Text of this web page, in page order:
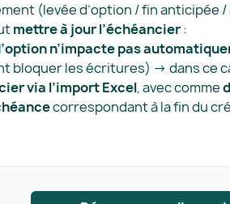
(levée d’option / fin anticipée
mettre à jour l’échéancier:
n’impacte pas
bloquer les écritures) → dans ce
via l’import Excel, avec comme
correspondant à la fin du